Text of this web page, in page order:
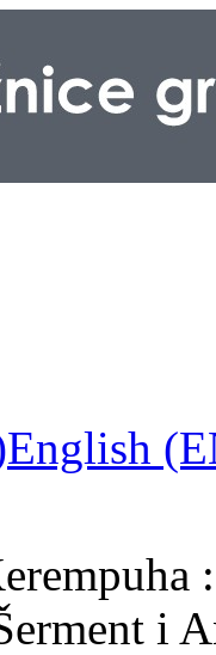
English
i